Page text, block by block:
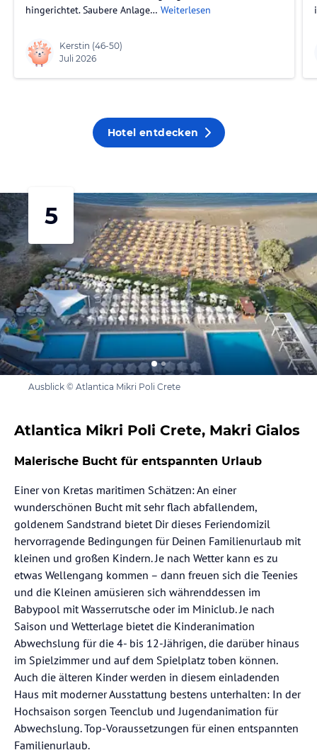
hingerichtet. Saubere Anlage… Weiterlesen
Kerstin (46-50)
Juli 2026
Hotel entdecken
5
Ausblick © Atlantica Mikri Poli Crete
Atlantica Mikri Poli Crete, Makri Gialos
Malerische Bucht für entspannten Urlaub
Einer von Kretas maritimen Schätzen: An einer
wunderschönen Bucht mit sehr flach abfallendem,
goldenem Sandstrand bietet Dir dieses Feriendomizil
hervorragende Bedingungen für Deinen Familienurlaub mit
kleinen und großen Kindern. Je nach Wetter kann es zu
etwas Wellengang kommen – dann freuen sich die Teenies
und die Kleinen amüsieren sich währenddessen im
Babypool mit Wasserrutsche oder im Miniclub. Je nach
Saison und Wetterlage bietet die Kinderanimation
Abwechslung für die 4- bis 12-Jährigen, die darüber hinaus
im Spielzimmer und auf dem Spielplatz toben können.
Auch die älteren Kinder werden in diesem einladenden
Haus mit moderner Ausstattung bestens unterhalten: In der
Hochsaison sorgen Teenclub und Jugendanimation für
Abwechslung. Top-Voraussetzungen für einen entspannten
Familienurlaub.